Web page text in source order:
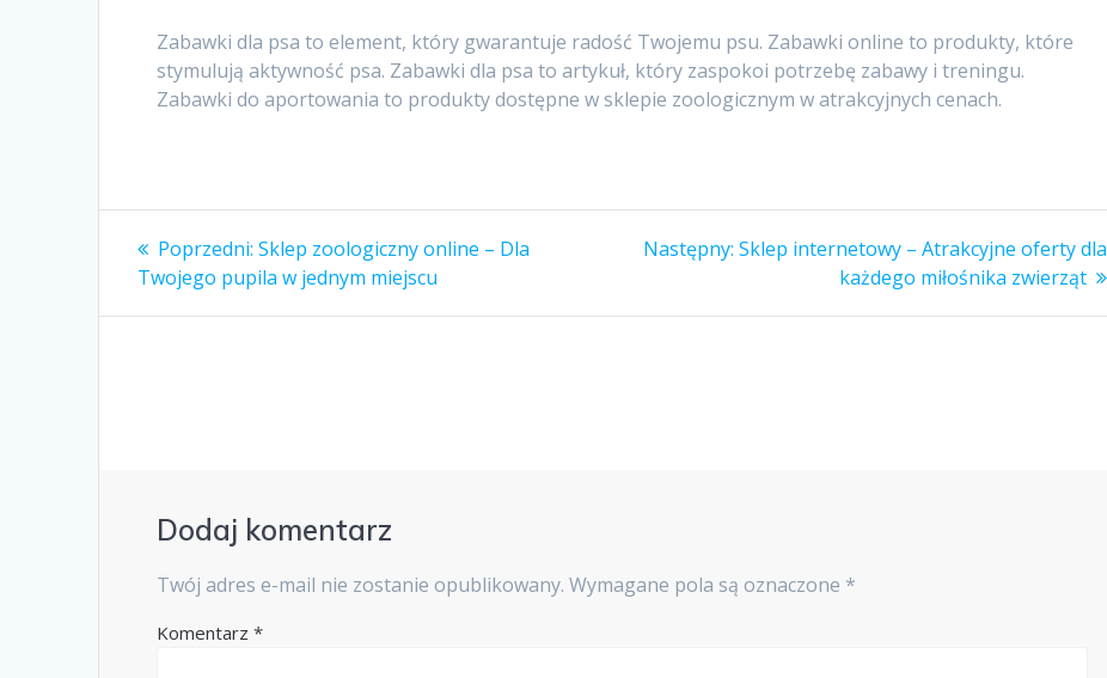
Zabawki dla psa to element, który gwarantuje radość Twojemu psu. Zabawki online to produkty, które
stymulują aktywność psa. Zabawki dla psa to artykuł, który zaspokoi potrzebę zabawy i treningu.
Zabawki do aportowania to produkty dostępne w sklepie zoologicznym w atrakcyjnych cenach.
Nawigacja
wpisu
Poprzedni: Poprzedni
wpis:
Sklep zoologiczny online – Dla
Twojego pupila w jednym miejscu
Następny: Następny
Sklep internetowy – Atrakcyjne oferty dla
każdego miłośnika zwierząt
Dodaj komentarz
Twój adres e-mail nie zostanie opublikowany. Wymagane pola są oznaczone *
Komentarz*